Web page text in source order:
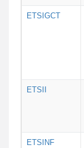
ETSIGCT
ETSII
ETSINF